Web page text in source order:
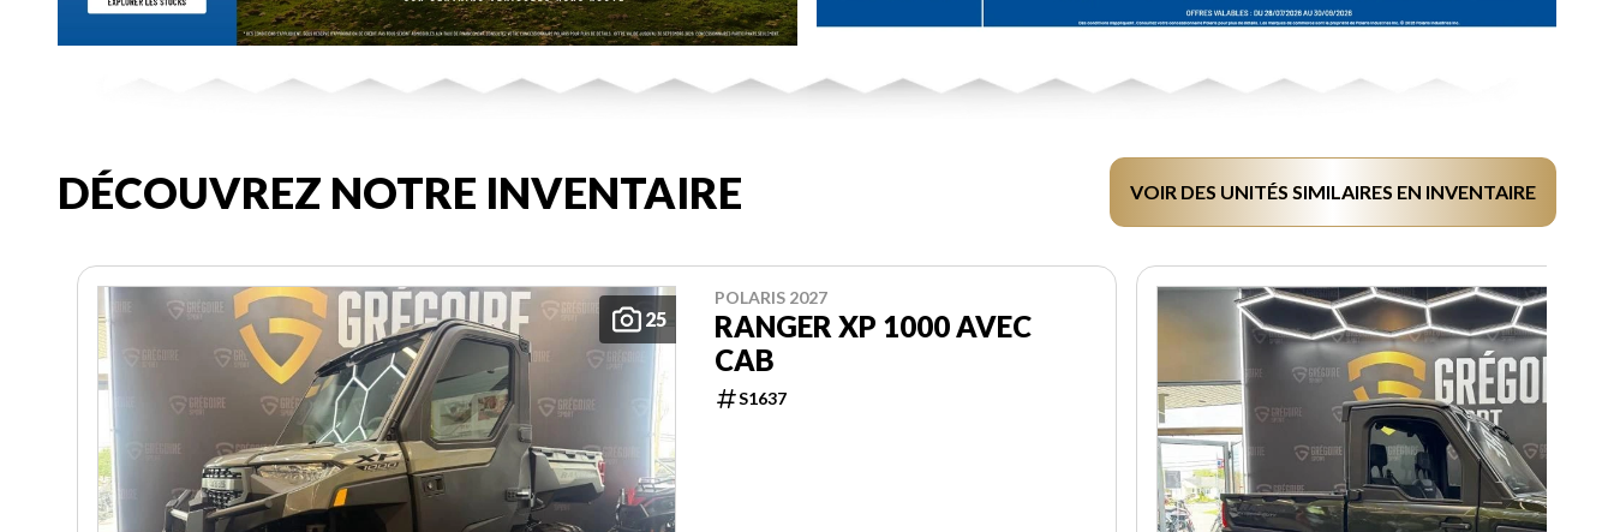
DÉCOUVREZ NOTRE INVENTAIRE VOIR DES UNITÉS SIMILAIRES EN INVENTAIRE
25
POLARIS 2027
RANGER XP 1000 AVEC
CAB
S1637